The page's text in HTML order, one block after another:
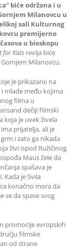
“ biće održana i u
Milanovcu u
sali Kulturnog
premijerno
u bioskopu
for Kids revija biće
Milanovcu.
je prikazano na
mlade među kojima
filma u
dečiji filmski
koja je uvek živela
prijatelja, ali je
i zato ga nikada
živi ispod Ružičinog
Maus žele da
spašava je
je Svila
konačno mora da
se da spase svog
promocije evropskih
filmske
od strane